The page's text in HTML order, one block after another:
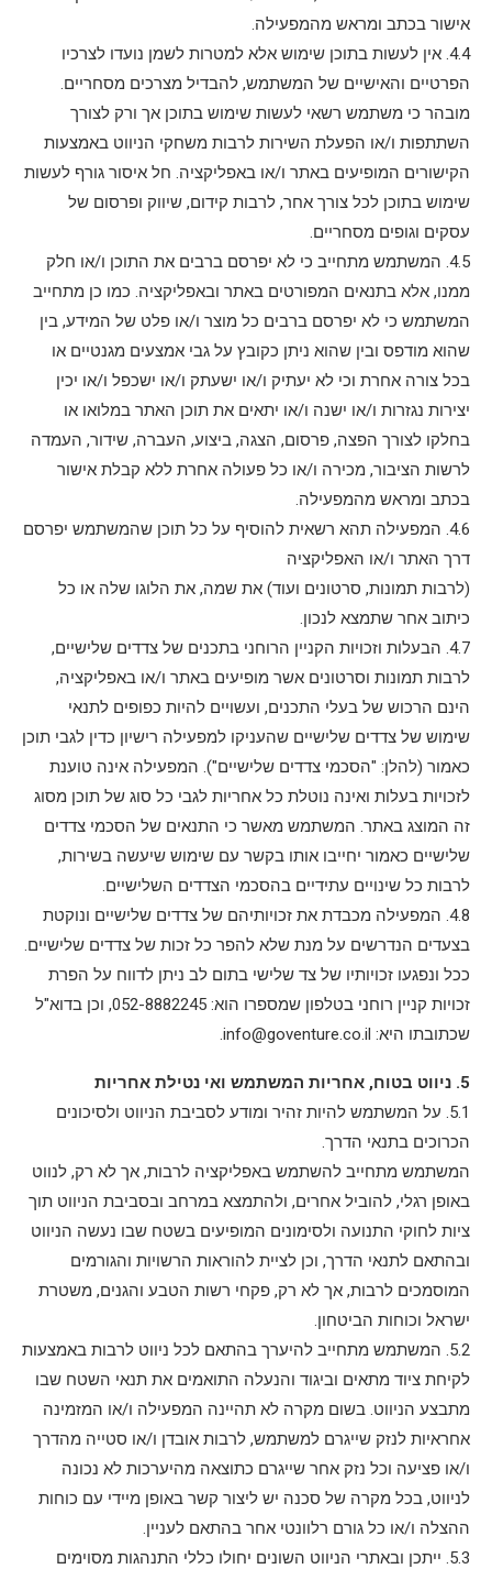
אישור בכתב ומראש מהמפעילה.
4.4. אין לעשות בתוכן שימוש אלא למטרות לשמן נועדו לצרכיו
הפרטיים והאישיים של המשתמש, להבדיל מצרכים מסחריים.
מובהר כי משתמש רשאי לעשות שימוש בתוכן אך ורק לצורך
השתתפות ו/או הפעלת השירות לרבות משחקי הניווט באמצעות
הקישורים המופיעים באתר ו/או באפליקציה. חל איסור גורף לעשות
שימוש בתוכן לכל צורך אחר, לרבות קידום, שיווק ופרסום של
עסקים וגופים מסחריים.
4.5. המשתמש מתחייב כי לא יפרסם ברבים את התוכן ו/או חלק
ממנו, אלא בתנאים המפורטים באתר ובאפליקציה. כמו כן מתחייב
המשתמש כי לא יפרסם ברבים כל מוצר ו/או פלט של המידע, בין
שהוא מודפס ובין שהוא ניתן כקובץ על גבי אמצעים מגנטיים או
בכל צורה אחרת וכי לא יעתיק ו/או ישעתק ו/או ישכפל ו/או יכין
יצירות נגזרות ו/או ישנה ו/או יתאים את תוכן האתר במלואו או
בחלקו לצורך הפצה, פרסום, הצגה, ביצוע, העברה, שידור, העמדה
לרשות הציבור, מכירה ו/או כל פעולה אחרת ללא קבלת אישור
בכתב ומראש מהמפעילה.
4.6. המפעילה תהא רשאית להוסיף על כל תוכן שהמשתמש יפרסם
דרך האתר ו/או האפליקציה
(לרבות תמונות, סרטונים ועוד) את שמה, את הלוגו שלה או כל
כיתוב אחר שתמצא לנכון.
4.7. הבעלות וזכויות הקניין הרוחני בתכנים של צדדים שלישיים,
לרבות תמונות וסרטונים אשר מופיעים באתר ו/או באפליקציה,
הינם הרכוש של בעלי התכנים, ועשויים להיות כפופים לתנאי
שימוש של צדדים שלישיים שהעניקו למפעילה רישיון כדין לגבי תוכן
כאמור (להלן: "הסכמי צדדים שלישיים"). המפעילה אינה טוענת
לזכויות בעלות ואינה נוטלת כל אחריות לגבי כל סוג של תוכן מסוג
זה המוצג באתר. המשתמש מאשר כי התנאים של הסכמי צדדים
שלישיים כאמור יחייבו אותו בקשר עם שימוש שיעשה בשירות,
לרבות כל שינויים עתידיים בהסכמי הצדדים השלישיים.
4.8. המפעילה מכבדת את זכויותיהם של צדדים שלישיים ונוקטת
בצעדים הנדרשים על מנת שלא להפר כל זכות של צדדים שלישיים.
ככל ונפגעו זכויותיו של צד שלישי בתום לב ניתן לדווח על הפרת
זכויות קניין רוחני בטלפון שמספרו הוא: 052-8882245, וכן בדוא"ל
שכתובתו היא: info@goventure.co.il
.
5. ניווט בטוח, אחריות המשתמש ואי נטילת אחריות
5.1. על המשתמש להיות זהיר ומודע לסביבת הניווט ולסיכונים
הכרוכים בתנאי הדרך.
המשתמש מתחייב להשתמש באפליקציה לרבות, אך לא רק, לנווט
באופן רגלי, להוביל אחרים, ולהתמצא במרחב ובסביבת הניווט תוך
ציות לחוקי התנועה ולסימונים המופיעים בשטח שבו נעשה הניווט
ובהתאם לתנאי הדרך, וכן לציית להוראות הרשויות והגורמים
המוסמכים לרבות, אך לא רק, פקחי רשות הטבע והגנים, משטרת
ישראל וכוחות הביטחון.
5.2. המשתמש מתחייב להיערך בהתאם לכל ניווט לרבות באמצעות
לקיחת ציוד מתאים וביגוד והנעלה התואמים את תנאי השטח שבו
מתבצע הניווט. בשום מקרה לא תהיינה המפעילה ו/או המזמינה
אחראיות לנזק שייגרם למשתמש, לרבות אובדן ו/או סטייה מהדרך
ו/או פציעה וכל נזק אחר שייגרם כתוצאה מהיערכות לא נכונה
לניווט, בכל מקרה של סכנה יש ליצור קשר באופן מיידי עם כוחות
ההצלה ו/או כל גורם רלוונטי אחר בהתאם לעניין.
5.3. ייתכן ובאתרי הניווט השונים יחולו כללי התנהגות מסוימים